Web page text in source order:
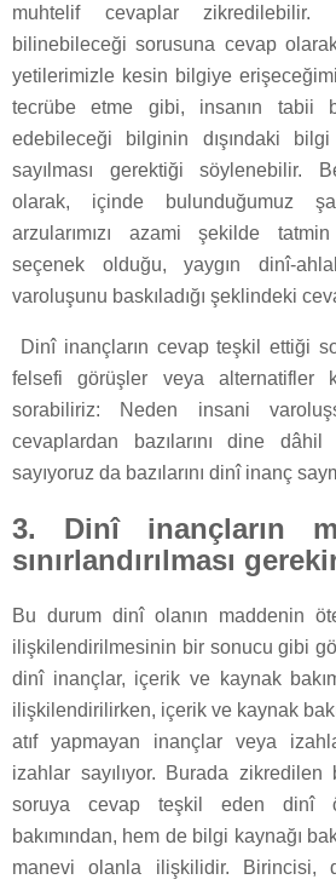
muhtelif cevaplar zikredilebilir.
bilinebileceği sorusuna cevap
yetilerimizle kesin bilgiye
tecrübe etme gibi, insanın tabii
edebileceği bilginin dışındaki bilgi
sayılması gerektiği söylenebilir.
olarak, içinde bulunduğumuz
arzularımızı azami şekilde
seçenek olduğu, yaygın dinî-
varoluşunu baskıladığı şeklindeki
Dinî inançların cevap teşkil ettiği
felsefi görüşler veya alternatifler
sorabiliriz: Neden insani
cevaplardan bazılarını dine
sayıyoruz da bazılarını dinî inanç
3. Dinî inançların
sınırlandırılması
Bu durum dinî olanın maddenin
ilişkilendirilmesinin bir sonucu gibi
dinî inançlar, içerik ve kaynak
ilişkilendirilirken, içerik ve kaynak
atıf yapmayan inançlar veya
izahlar sayılıyor. Burada
soruya cevap teşkil eden dinî
bakımından, hem de bilgi kaynağı
manevi olanla ilişkilidir. Birincisi,